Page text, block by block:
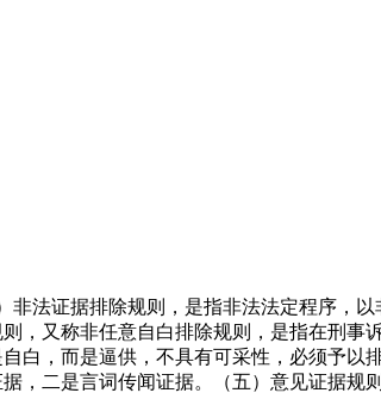
法证据排除规则，是指非法法定程序，
，又称非任意自白排除规则，是指在刑
白，而是逼供，不具有可采性，必须予
，二是言词传闻证据。（五）意见证据